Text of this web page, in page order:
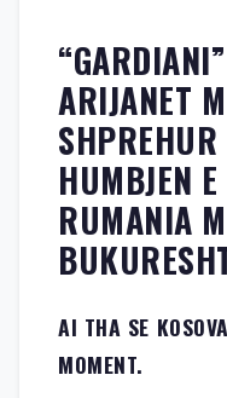
ARIJANET
SHPREHUR
HUMBJEN
RUMANIA
AI THA SE
MOMENT.